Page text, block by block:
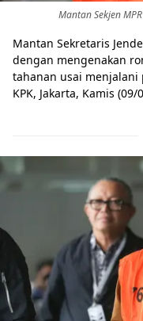
Mantan Sekjen
Mantan Sekretaris
dengan mengenakan
tahanan usai menjalani
KPK, Jakarta, Kamis